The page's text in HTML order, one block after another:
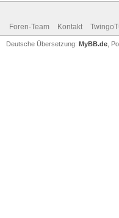
Foren-Team Kontakt
Deutsche Übersetzung: MyBB.de ,